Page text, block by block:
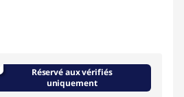
Réservé aux vérifiés
uniquement